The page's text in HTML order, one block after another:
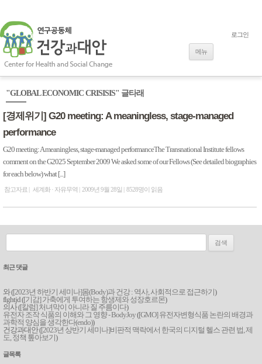
메뉴
로그인
"GLOBAL ECONOMIC CRISISIS" 글타래
[경제위기] G20 meeting: A meaningless, stage-managed
performance
G20 meeting: A meaningless, stage-managed performanceThe Transnational Institute fellows
comment on the G2025 September 2009 We asked some of our Fellows (See detailed biographies
for each below) what [...]
참고자료 세계화 · 자유무역 2009년 9월 28일 8528명이 읽음
최근 댓글
와 ([2023년 하반기 세미나]몸(Body)과 건강 : 역사, 사회적으로 접근하기 )
flghtjd ([기감] 가축에게 투여하는 항생제와 성장호르몬)
의사 ([칼럼] 처녀막이 아니라 질 주름이다)
유전자 조작 식품의 이해와 그 영향 - BodyJoy([GMO] 유전자변형식품 논란의 배경과
과학적 양심을 생각한다(endo))
건강과대안 ([2023년 상반기 세미나]비판적 맥락에서 한국의 디지털 헬스 관련 법, 제
도, 정책 톺아보기 )
글목록